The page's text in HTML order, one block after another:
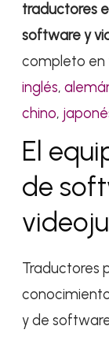
traductores
software y
completo en
inglés,
chino,
El
de
Traductores
y de